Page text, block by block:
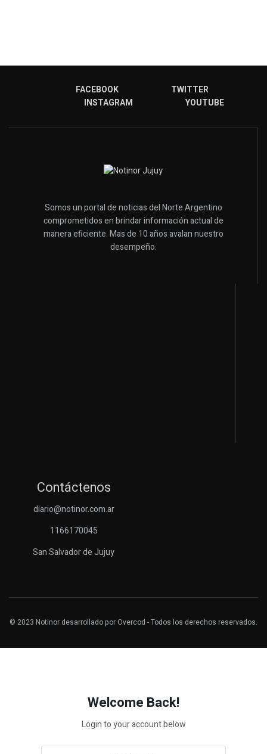
FACEBOOK
TWITTER
INSTAGRAM
YOUTUBE
Somos un portal de noticias del Norte Argentino
comprometidos en brindar información actual de
manera eficiente. Mas de 10 años avalan nuestro
desempeño.
Contáctenos
diario@notinor.com.ar
1166170045
San Salvador de Jujuy
© 2023 Notinor desarrollado por Overcod - Todos los derechos reservados.
Welcome Back!
Login to your account below